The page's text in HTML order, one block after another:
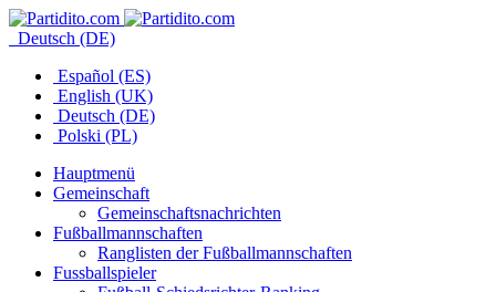
Deutsch (DE)
Español (ES)
English (UK)
Deutsch (DE)
Polski (PL)
Hauptmenü
Gemeinschaft
Gemeinschaftsnachrichten
Fußballmannschaften
Ranglisten der Fußballmannschaften
Fussballspieler